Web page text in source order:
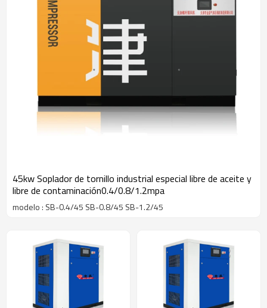
45kw Soplador de tornillo industrial especial libre de aceite y
libre de contaminación0.4/0.8/1.2mpa
modelo : SB-0.4/45 SB-0.8/45 SB-1.2/45